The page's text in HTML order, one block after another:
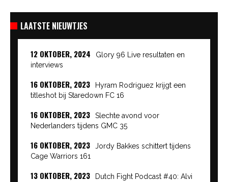
LAATSTE NIEUWTJES
12 OKTOBER, 2024
Glory 96 Live resultaten en
interviews
16 OKTOBER, 2023
Hyram Rodriguez krijgt een
titleshot bij Staredown FC 16
16 OKTOBER, 2023
Slechte avond voor
Nederlanders tijdens GMC 35
16 OKTOBER, 2023
Jordy Bakkes schittert tijdens
Cage Warriors 161
13 OKTOBER, 2023
Dutch Fight Podcast #40: Alvi